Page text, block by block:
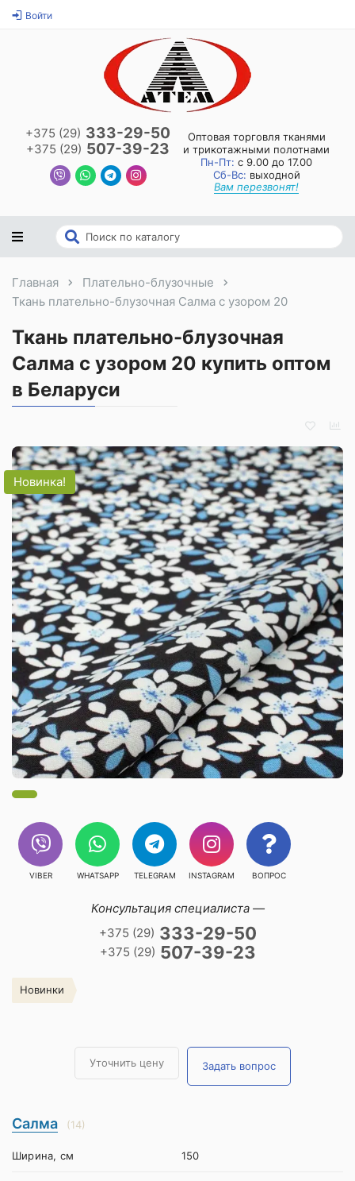
Войти
+375 (29) 333-29-50
+375 (29) 507-39-23
Оптовая торговля тканями
и трикотажными полотнами
Пн-Пт: с 9.00 до 17.00
Сб-Вс: выходной
Вам перезвонят!
Главная
Плательно-блузочные
Ткань плательно-блузочная Салма с узором 20
Ткань плательно-блузочная
Салма с узором 20 купить оптом
в Беларуси
Новинка!
VIBER WHATSAPP TELEGRAM INSTAGRAM ВОПРОС
Консультация специалиста —
+375 (29) 333-29-50
+375 (29) 507-39-23
Новинки
Уточнить цену Задать вопрос
Салма (14)
Ширина, см 150